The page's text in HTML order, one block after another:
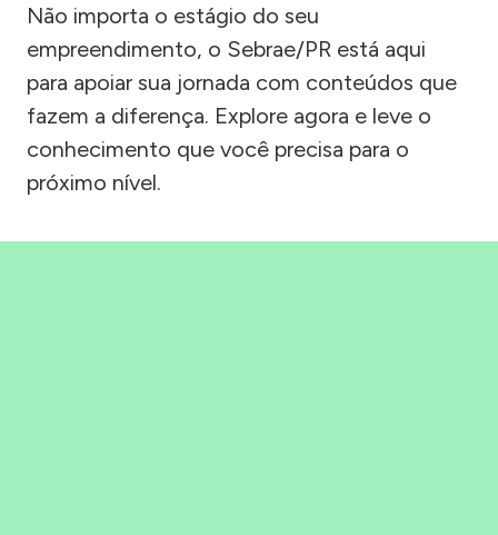
Não importa o estágio do seu
empreendimento, o Sebrae/PR está aqui
para apoiar sua jornada com conteúdos que
fazem a diferença. Explore agora e leve o
conhecimento que você precisa para o
próximo nível.